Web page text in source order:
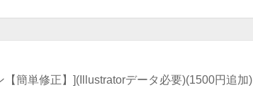
簡単修正】](Illustratorデータ必要)(1500円追加)